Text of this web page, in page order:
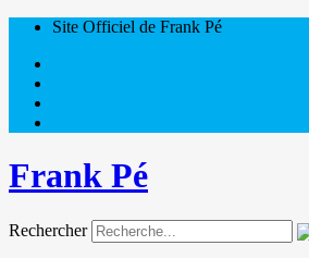
Site Officiel de Frank Pé
Frank Pé
Rechercher